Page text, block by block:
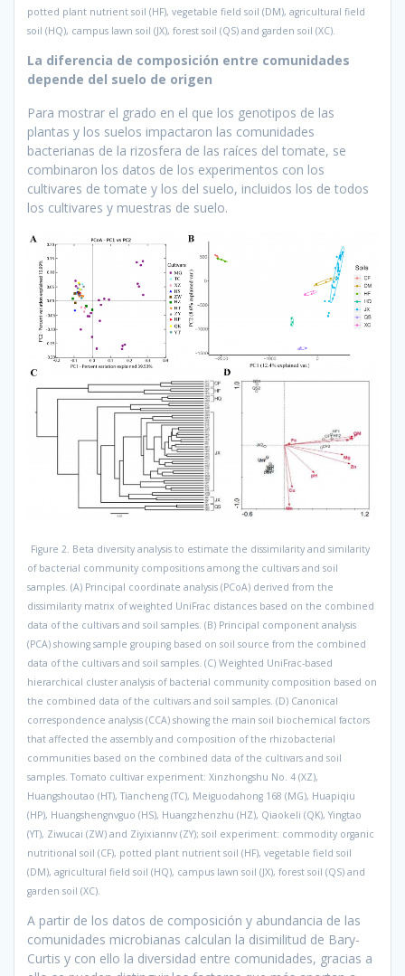
potted plant nutrient soil (HF), vegetable field soil (DM), agricultural field
soil (HQ), campus lawn soil (JX), forest soil (QS) and garden soil (XC).
La diferencia de composición entre comunidades
depende del suelo de origen
Para mostrar el grado en el que los genotipos de las
plantas y los suelos impactaron las comunidades
bacterianas de la rizosfera de las raíces del tomate, se
combinaron los datos de los experimentos con los
cultivares de tomate y los del suelo, incluidos los de todos
los cultivares y muestras de suelo.
Figure 2. Beta diversity analysis to estimate the dissimilarity and similarity
of bacterial community compositions among the cultivars and soil
samples. (A) Principal coordinate analysis (PCoA) derived from the
dissimilarity matrix of weighted UniFrac distances based on the combined
data of the cultivars and soil samples. (B) Principal component analysis
(PCA) showing sample grouping based on soil source from the combined
data of the cultivars and soil samples. (C) Weighted UniFrac-based
hierarchical cluster analysis of bacterial community composition based on
the combined data of the cultivars and soil samples. (D) Canonical
correspondence analysis (CCA) showing the main soil biochemical factors
that affected the assembly and composition of the rhizobacterial
communities based on the combined data of the cultivars and soil
samples. Tomato cultivar experiment: Xinzhongshu No. 4 (XZ),
Huangshoutao (HT), Tiancheng (TC), Meiguodahong 168 (MG), Huapiqiu
(HP), Huangshengnvguo (HS), Huangzhenzhu (HZ), Qiaokeli (QK), Yingtao
(YT), Ziwucai (ZW) and Ziyixiannv (ZY); soil experiment: commodity organic
nutritional soil (CF), potted plant nutrient soil (HF), vegetable field soil
(DM), agricultural field soil (HQ), campus lawn soil (JX), forest soil (QS) and
garden soil (XC).
A partir de los datos de composición y abundancia de las
comunidades microbianas calculan la disimilitud de Bary-
Curtis y con ello la diversidad entre comunidades, gracias a